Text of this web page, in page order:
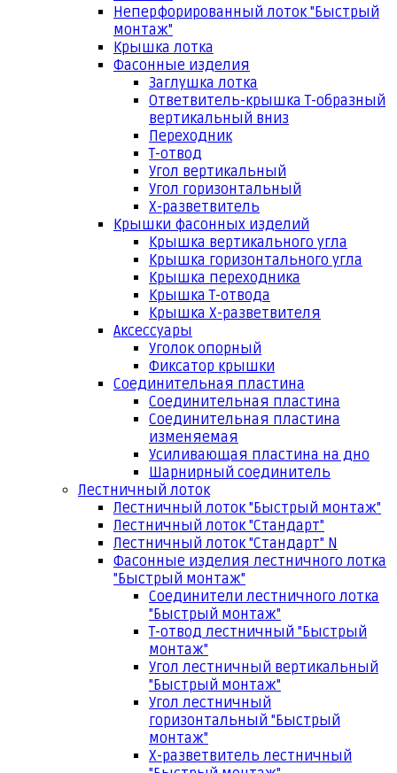
Неперфорированный лоток "Быстрый
монтаж"
Крышка лотка
Фасонные изделия
Заглушка лотка
Ответвитель-крышка Т-образный
вертикальный вниз
Переходник
Т-отвод
Угол вертикальный
Угол горизонтальный
Х-разветвитель
Крышки фасонных изделий
Крышка вертикального угла
Крышка горизонтального угла
Крышка переходника
Крышка Т-отвода
Крышка Х-разветвителя
Аксессуары
Уголок опорный
Фиксатор крышки
Соединительная пластина
Соединительная пластина
Соединительная пластина
изменяемая
Усиливающая пластина на дно
Шарнирный соединитель
Лестничный лоток
Лестничный лоток "Быстрый монтаж"
Лестничный лоток "Стандарт"
Лестничный лоток "Стандарт" N
Фасонные изделия лестничного лотка
"Быстрый монтаж"
Соединители лестничного лотка
"Быстрый монтаж"
Т-отвод лестничный "Быстрый
монтаж"
Угол лестничный вертикальный
"Быстрый монтаж"
Угол лестничный
горизонтальный "Быстрый
монтаж"
Х-разветвитель лестничный